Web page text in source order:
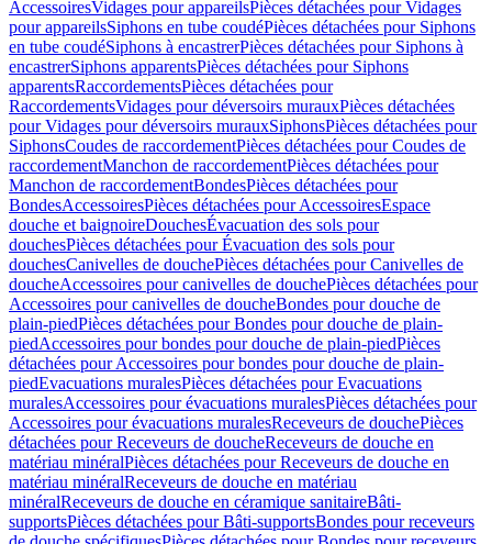
AccessoiresVidages pour appareilsPièces détachées pour Vidages
pour appareilsSiphons en tube coudéPièces détachées pour Siphons
en tube coudéSiphons à encastrerPièces détachées pour Siphons à
encastrerSiphons apparentsPièces détachées pour Siphons
apparentsRaccordementsPièces détachées pour
RaccordementsVidages pour déversoirs murauxPièces détachées
pour Vidages pour déversoirs murauxSiphonsPièces détachées pour
SiphonsCoudes de raccordementPièces détachées pour Coudes de
raccordementManchon de raccordementPièces détachées pour
Manchon de raccordementBondesPièces détachées pour
BondesAccessoiresPièces détachées pour AccessoiresEspace
douche et baignoireDouchesÉvacuation des sols pour
douchesPièces détachées pour Évacuation des sols pour
douchesCanivelles de douchePièces détachées pour Canivelles de
doucheAccessoires pour canivelles de douchePièces détachées pour
Accessoires pour canivelles de doucheBondes pour douche de
plain-piedPièces détachées pour Bondes pour douche de plain-
piedAccessoires pour bondes pour douche de plain-piedPièces
détachées pour Accessoires pour bondes pour douche de plain-
piedEvacuations muralesPièces détachées pour Evacuations
muralesAccessoires pour évacuations muralesPièces détachées pour
Accessoires pour évacuations muralesReceveurs de douchePièces
détachées pour Receveurs de doucheReceveurs de douche en
matériau minéralPièces détachées pour Receveurs de douche en
matériau minéralReceveurs de douche en matériau
minéralReceveurs de douche en céramique sanitaireBâti-
supportsPièces détachées pour Bâti-supportsBondes pour receveurs